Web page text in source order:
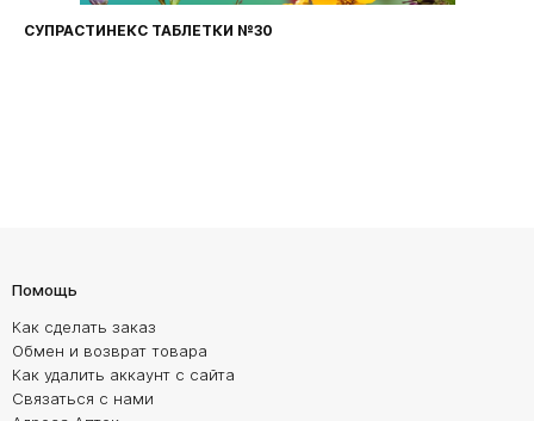
СУПРАСТИНЕКС ТАБЛЕТКИ №30
Помощь
Как сделать заказ
Обмен и возврат товара
Как удалить аккаунт с сайта
Связаться с нами